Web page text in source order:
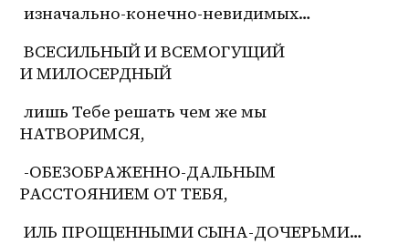
изначально-конечно-невидимых…
ВСЕСИЛЬНЫЙ И ВСЕМОГУЩИЙ
И МИЛОСЕРДНЫЙ
лишь Тебе решать чем же мы
НАТВОРИМСЯ,
РАССТОЯНИЕМ ОТ ТЕБЯ,
ИЛЬ ПРОЩЕННЫМИ СЫНА-ДОЧЕРЬМИ…